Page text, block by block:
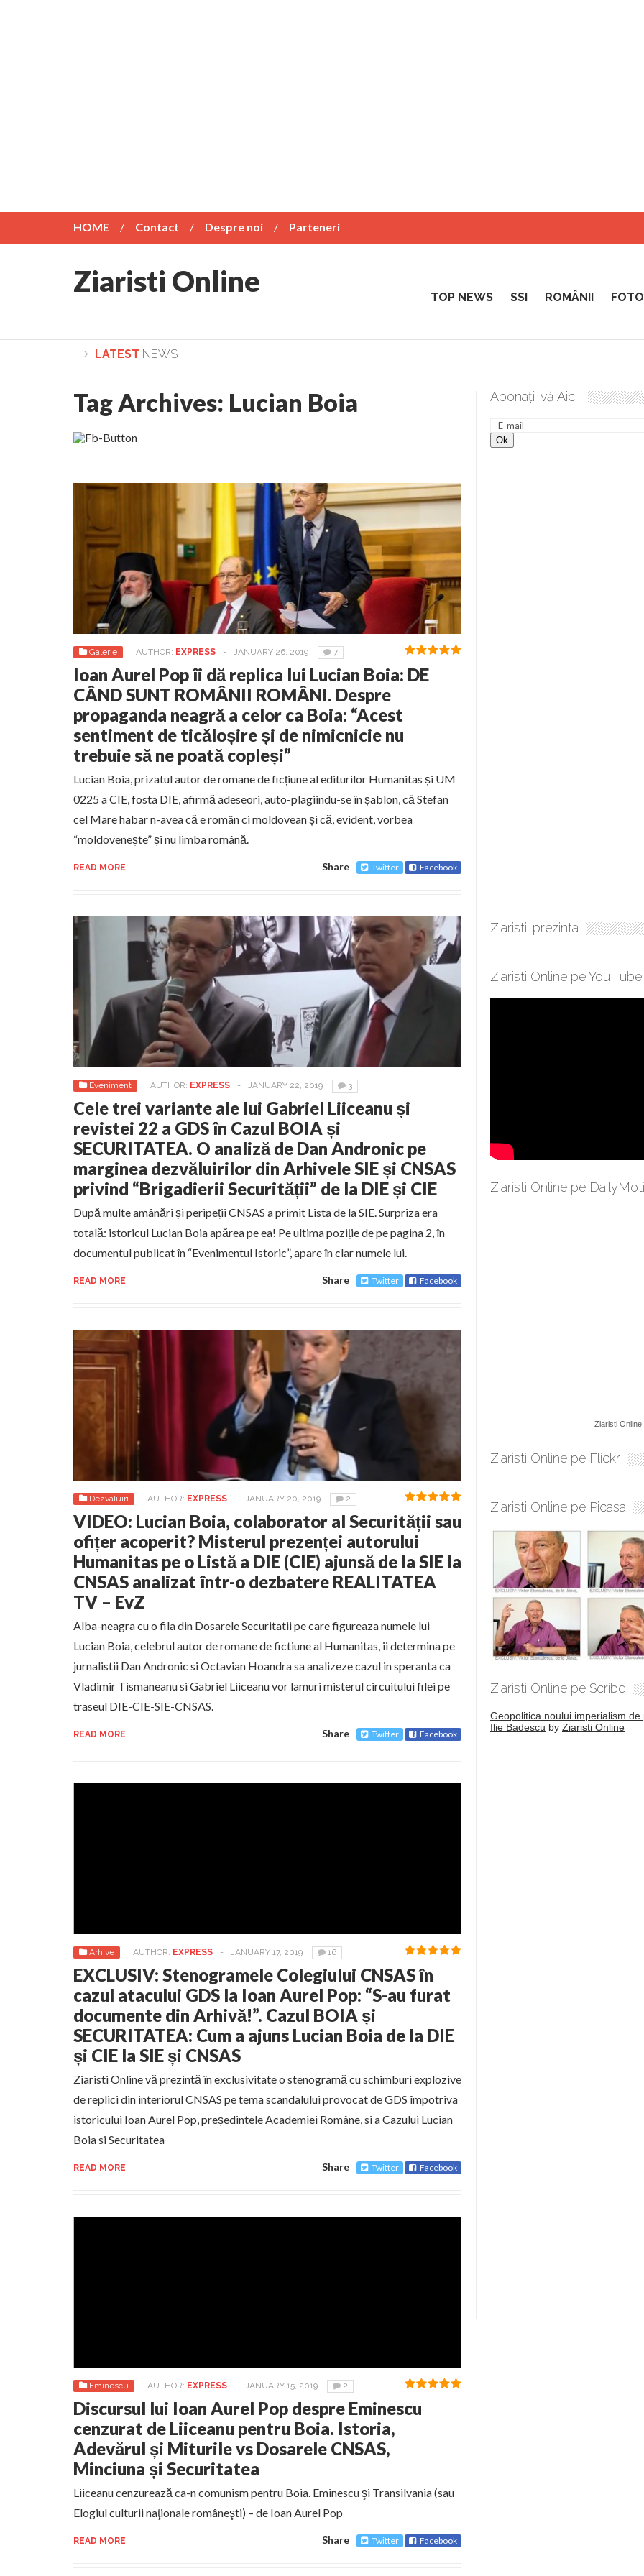
HOME Contact Despre noi Parteneri
Ziaristi Online TOP NEWS SSI ROMÂNII
LATEST NEWS
Lepădarea de sine și urmarea lui Hristos. Calea spre desăvârșire. Gând de duminică de Elena Solunca Moise
Tag Archives: Lucian Boia
Galerie AUTHOR: EXPRESS - JANUARY 26, 2019 7
Ioan Aurel Pop îi dă replica lui Lucian Boia: DE
CÂND SUNT ROMÂNII ROMÂNI. Despre
propaganda neagră a celor ca Boia: “Acest
sentiment de ticăloșire și de nimicnicie nu
trebuie să ne poată copleși”
Lucian Boia, prizatul autor de romane de ficțiune al editurilor Humanitas și UM
0225 a CIE, fosta DIE, afirmă adeseori, auto-plagiindu-se în șablon, că Stefan
cel Mare habar n-avea că e român ci moldovean și că, evident, vorbea
“moldovenește” și nu limba română.
READ MORE Share Twitter Facebook
Eveniment AUTHOR: EXPRESS - JANUARY 22, 2019 3
Cele trei variante ale lui Gabriel Liiceanu și
revistei 22 a GDS în Cazul BOIA și
SECURITATEA. O analiză de Dan Andronic pe
marginea dezvăluirilor din Arhivele SIE și CNSAS
privind “Brigadierii Securității” de la DIE și CIE
După multe amânări și peripeții CNSAS a primit Lista de la SIE. Surpriza era
totală: istoricul Lucian Boia apărea pe ea! Pe ultima poziție de pe pagina 2, în
documentul publicat în “Evenimentul Istoric”, apare în clar numele lui.
READ MORE Share Twitter Facebook
Dezvaluiri AUTHOR: EXPRESS - JANUARY 20, 2019 2
VIDEO: Lucian Boia, colaborator al Securității sau
ofițer acoperit? Misterul prezenței autorului
Humanitas pe o Listă a DIE (CIE) ajunsă de la SIE la
CNSAS analizat într-o dezbatere REALITATEA
TV – EvZ
Alba-neagra cu o fila din Dosarele Securitatii pe care figureaza numele lui
Lucian Boia, celebrul autor de romane de fictiune al Humanitas, ii determina pe
jurnalistii Dan Andronic si Octavian Hoandra sa analizeze cazul in speranta ca
Vladimir Tismaneanu si Gabriel Liiceanu vor lamuri misterul circuitului filei pe
traseul DIE-CIE-SIE-CNSAS.
READ MORE Share Twitter Facebook
Arhive AUTHOR: EXPRESS - JANUARY 17, 2019 16
EXCLUSIV: Stenogramele Colegiului CNSAS în
cazul atacului GDS la Ioan Aurel Pop: “S-au furat
documente din Arhivă!”. Cazul BOIA și
SECURITATEA: Cum a ajuns Lucian Boia de la DIE
și CIE la SIE și CNSAS
Ziaristi Online vă prezintă în exclusivitate o stenogramă cu schimburi explozive
de replici din interiorul CNSAS pe tema scandalului provocat de GDS împotriva
istoricului Ioan Aurel Pop, președintele Academiei Române, si a Cazului Lucian
Boia si Securitatea
READ MORE Share Twitter Facebook
Eminescu AUTHOR: EXPRESS - JANUARY 15, 2019 2
Discursul lui Ioan Aurel Pop despre Eminescu
cenzurat de Liiceanu pentru Boia. Istoria,
Adevărul și Miturile vs Dosarele CNSAS,
Minciuna și Securitatea
Liiceanu cenzurează ca-n comunism pentru Boia. Eminescu şi Transilvania (sau
Elogiul culturii naţionale româneşti) – de Ioan Aurel Pop
READ MORE Share Twitter Facebook
Abonați-vă Aici!
Ziaristii prezinta
Ziaristi Online pe You Tube
Ziaristi Online pe
Ziaristi Online
Ziaristi Online pe Flickr
Ziaristi Online pe Picasa
Ziaristi Online pe Scribd
Geopolitica noului imperialism de
Ilie Badescu by Ziaristi Online